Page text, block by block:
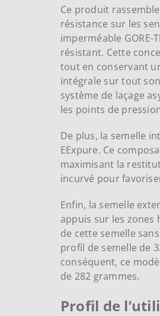
Ce produit
résistance sur les
imperméable
résistant. Cette
tout en conservant
intégrale sur tout
système de laçage
les points de
De plus, la semelle
EExpure. Ce
maximisant la
incurvé pour
Enfin, la semelle
appuis sur les
de cette semelle
profil de semelle de
conséquent, ce
de 282 grammes.
Profil de